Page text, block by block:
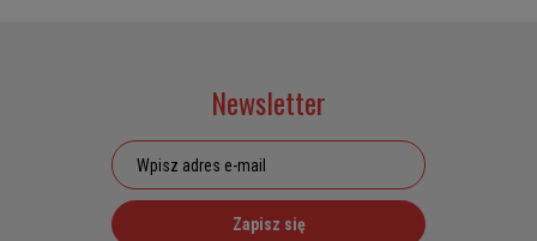
Newsletter
Zapisz się